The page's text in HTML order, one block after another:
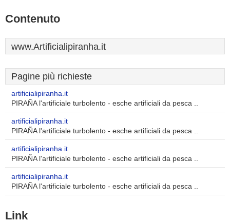
Contenuto
www.Artificialipiranha.it
Pagine più richieste
artificialipiranha.it
PIRAÑA l'artificiale turbolento - esche artificiali da pesca ..
artificialipiranha.it
PIRAÑA l'artificiale turbolento - esche artificiali da pesca ..
artificialipiranha.it
PIRAÑA l'artificiale turbolento - esche artificiali da pesca ..
artificialipiranha.it
PIRAÑA l'artificiale turbolento - esche artificiali da pesca ..
Link